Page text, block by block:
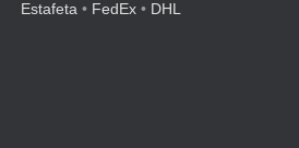
Estafeta • FedEx • DHL